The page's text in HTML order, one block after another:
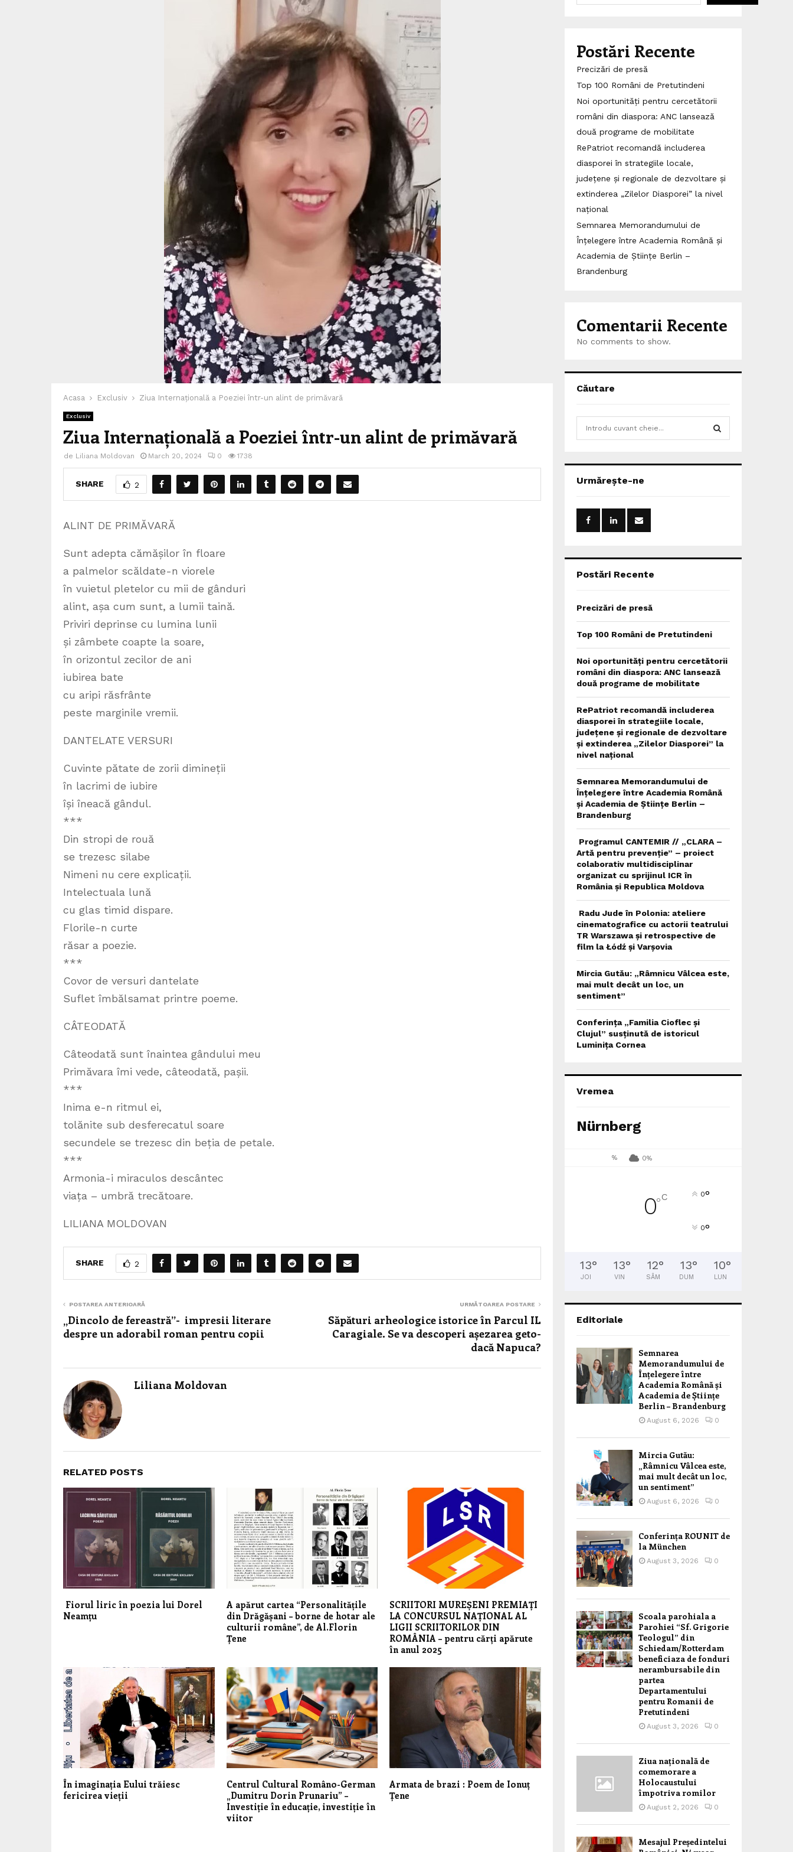
Acasa Exclusiv Ziua Internațională a Poeziei într-un alint de primăvară
Exclusiv
Ziua Internațională a Poeziei într-un alint de primăvară
de Liliana Moldovan March 20, 2024 0 1738
SHARE 2
ALINT DE PRIMĂVARĂ
Sunt adepta cămășilor în floare
a palmelor scăldate-n viorele
în vuietul pletelor cu mii de gânduri
alint, așa cum sunt, a lumii taină.
Priviri deprinse cu lumina lunii
și zâmbete coapte la soare,
în orizontul zecilor de ani
iubirea bate
cu aripi răsfrânte
peste marginile vremii.
DANTELATE VERSURI
Cuvinte pătate de zorii dimineții
în lacrimi de iubire
își îneacă gândul.
***
Din stropi de rouă
se trezesc silabe
Nimeni nu cere explicații.
Intelectuala lună
cu glas timid dispare.
Florile-n curte
răsar a poezie.
***
Covor de versuri dantelate
Suflet îmbălsamat printre poeme.
CÂTEODATĂ
Câteodată sunt înaintea gândului meu
Primăvara îmi vede, câteodată, pașii.
***
Inima e-n ritmul ei,
tolănite sub desferecatul soare
secundele se trezesc din beția de petale.
***
Armonia-i miraculos descântec
viața – umbră trecătoare.
LILIANA MOLDOVAN
SHARE 2
POSTAREA ANTERIOARĂ
„Dincolo de fereastră”- impresii literare
despre un adorabil roman pentru copii
URMĂTOAREA POSTARE
Săpături arheologice istorice în Parcul IL
Caragiale. Se va descoperi așezarea geto-
dacă Napuca?
Liliana Moldovan
RELATED POSTS
Fiorul liric în poezia lui Dorel
Neamțu
A apărut cartea “Personalitățile
din Drăgășani – borne de hotar ale
culturii române”, de Al.Florin
Țene
SCRIITORI MUREȘENI PREMIAȚI
LA CONCURSUL NAȚIONAL AL
LIGII SCRIITORILOR DIN
ROMÂNIA – pentru cărți apărute
în anul 2025
În imaginația Eului trăiesc
fericirea vieții
Centrul Cultural Româno-German
„Dumitru Dorin Prunariu” –
Investiție în educație, investiție în
viitor
Armata de brazi : Poem de Ionuț
Țene
Postări Recente
Precizări de presă
Top 100 Români de Pretutindeni
Noi oportunități pentru cercetătorii
români din diaspora: ANC lansează
două programe de mobilitate
RePatriot recomandă includerea
diasporei în strategiile locale,
județene și regionale de dezvoltare și
extinderea „Zilelor Diasporei” la nivel
național
Semnarea Memorandumului de
Înțelegere între Academia Română și
Academia de Științe Berlin –
Brandenburg
Comentarii Recente
No comments to show.
Căutare
h
o
:
Urmărește-ne
Postări Recente
Precizări de presă
Top 100 Români de Pretutindeni
Noi oportunități pentru cercetătorii
români din diaspora: ANC lansează
două programe de mobilitate
RePatriot recomandă includerea
diasporei în strategiile locale,
județene și regionale de dezvoltare
și extinderea „Zilelor Diasporei” la
nivel național
Semnarea Memorandumului de
Înțelegere între Academia Română
și Academia de Științe Berlin –
Brandenburg
Programul CANTEMIR // „CLARA –
Artă pentru prevenție” – proiect
colaborativ multidisciplinar
organizat cu sprijinul ICR în
România și Republica Moldova
Radu Jude în Polonia: ateliere
cinematografice cu actorii teatrului
TR Warszawa și retrospective de
film la Łódź și Varșovia
Mircia Gutău: „Râmnicu Vâlcea este,
mai mult decât un loc, un
sentiment”
Conferința „Familia Cioflec și
Clujul” susținută de istoricul
Luminița Cornea
Vremea
Nürnberg
% 0%
0°C 0°
0°
13°
JOI
13°
VIN
12°
SÂM
13°
DUM
10°
LUN
Editoriale
Semnarea
Memorandumului de
Înțelegere între
Academia Română și
Academia de Științe
Berlin – Brandenburg
August 6, 2026 0
Mircia Gutău:
„Râmnicu Vâlcea este,
mai mult decât un loc,
un sentiment”
August 6, 2026 0
Conferința ROUNIT de
la München
August 3, 2026 0
Scoala parohiala a
Parohiei “Sf. Grigorie
Teologul” din
Schiedam/Rotterdam
beneficiaza de fonduri
nerambursabile din
partea
Departamentului
pentru Romanii de
Pretutindeni
August 3, 2026 0
Ziua națională de
comemorare a
Holocaustului
împotriva romilor
August 2, 2026 0
Mesajul Președintelui